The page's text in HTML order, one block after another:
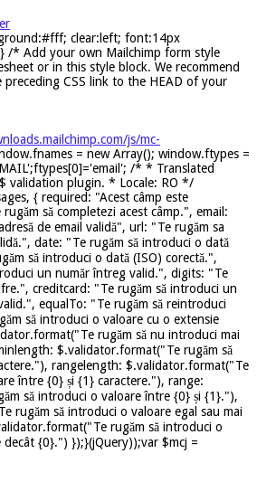
clear:left; font:14px
/* Add your own Mailchimp form style
or in this style block. We recommend
CSS link to the HEAD of your
js/mc-
= new Array(); window.ftypes =
/* * Translated
validation plugin. * Locale: RO */
{ required: "Acest câmp este
să completezi acest câmp.", email:
de email validă", url: "Te rugăm sa
date: "Te rugăm să introduci o dată
să introduci o dată (ISO) corectă.",
un număr întreg valid.", digits: "Te
creditcard: "Te rugăm să introduci un
equalTo: "Te rugăm să reintroduci
să introduci o valoare cu o extensie
rugăm să nu introduci mai
$.validator.format("Te rugăm să
rangelength: $.validator.format("Te
între {0} și {1} caractere."), range:
să introduci o valoare între {0} și {1}."),
rugăm să introduci o valoare egal sau mai
rugăm să introduci o
decât {0}.") });}(jQuery));var $mcj =